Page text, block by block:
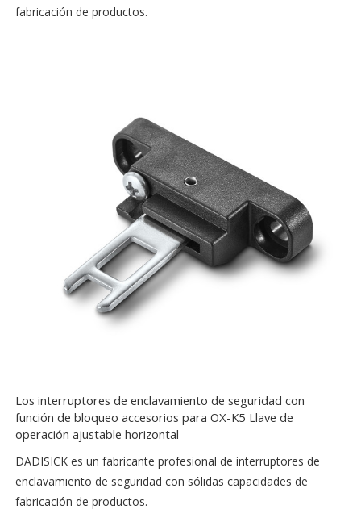
fabricación de productos.
Los interruptores de enclavamiento de seguridad con
función de bloqueo accesorios para OX-K5 Llave de
operación ajustable horizontal
DADISICK es un fabricante profesional de interruptores de
enclavamiento de seguridad con sólidas capacidades de
fabricación de productos.